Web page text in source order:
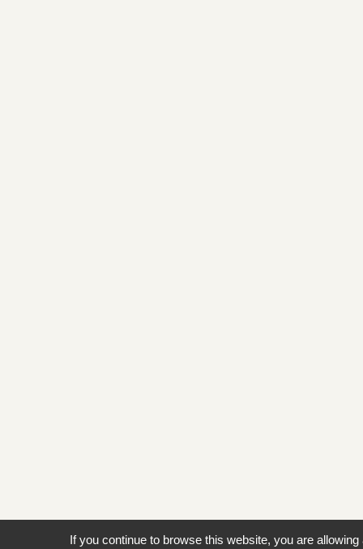
If you continue to browse this website, you are